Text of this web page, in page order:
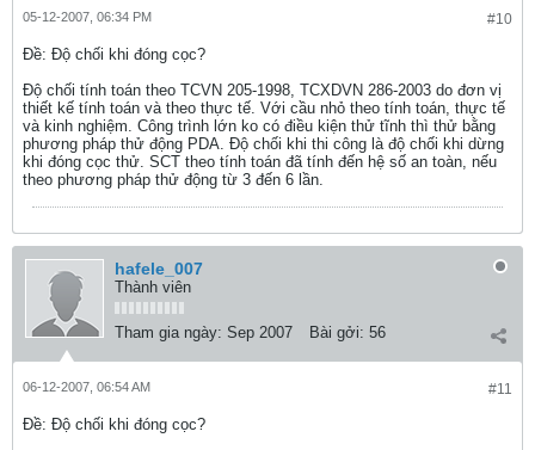
#10
05-12-2007, 06:34 PM
Ðề: Độ chối khi đóng cọc?
Độ chối tính toán theo TCVN 205-1998, TCXDVN 286-2003 do đơn vị
thiết kế tính toán và theo thực tế. Với cầu nhỏ theo tính toán, thực tế
và kinh nghiệm. Công trình lớn ko có điều kiện thử tĩnh thì thử bằng
phương pháp thử động PDA. Độ chối khi thi công là độ chối khi dừng
khi đóng cọc thử. SCT theo tính toán đã tính đến hệ số an toàn, nếu
theo phương pháp thử động từ 3 đến 6 lần.
hafele_007
Thành viên
Tham gia ngày: Sep 2007 Bài gởi: 56
#11
06-12-2007, 06:54 AM
Ðề: Độ chối khi đóng cọc?